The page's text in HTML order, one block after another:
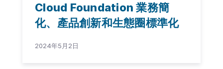
Cloud Foundation 業務簡
化、產品創新和生態圈標準化
2024年5月2日